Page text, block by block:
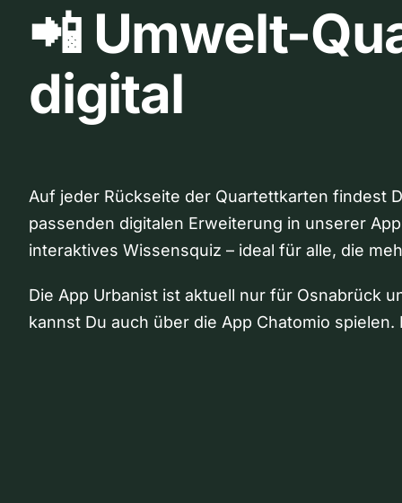
📲 Umwelt-
digital
Auf jeder Rückseite der Quartettkarten findest
passenden digitalen Erweiterung in unserer
interaktives Wissensquiz – ideal für alle, die
Die App Urbanist ist aktuell nur für Osnabrück
kannst Du auch über die App Chatomio